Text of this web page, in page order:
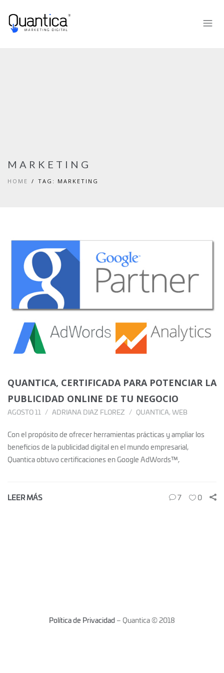
MARKETING
HOME TAG: MARKETING
QUANTICA, CERTIFICADA PARA POTENCIAR LA
PUBLICIDAD ONLINE DE TU NEGOCIO
AGOSTO 11 ADRIANA DIAZ FLOREZ QUANTICA, WEB
Con el propósito de ofrecer herramientas prácticas y ampliar los
beneficios de la publicidad digital en el mundo empresarial,
Quantica obtuvo certificaciones en Google AdWords™,
LEER MÁS 7 0
Política de Privacidad – Quantica © 2018